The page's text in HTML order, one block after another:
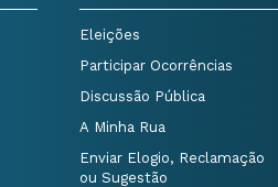
Eleições
Participar Ocorrências
Discussão Pública
A Minha Rua
Enviar Elogio, Reclamação
ou Sugestão